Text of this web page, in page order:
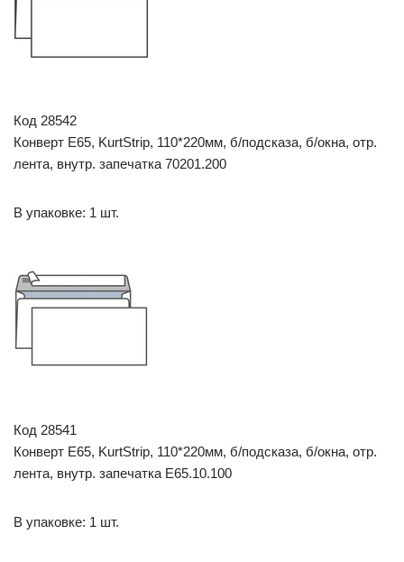
Код 28542
Конверт E65, KurtStrip, 110*220мм, б/подсказа, б/окна, отр.
лента, внутр. запечатка 70201.200
В упаковке: 1 шт.
Код 28541
Конверт E65, KurtStrip, 110*220мм, б/подсказа, б/окна, отр.
лента, внутр. запечатка Е65.10.100
В упаковке: 1 шт.